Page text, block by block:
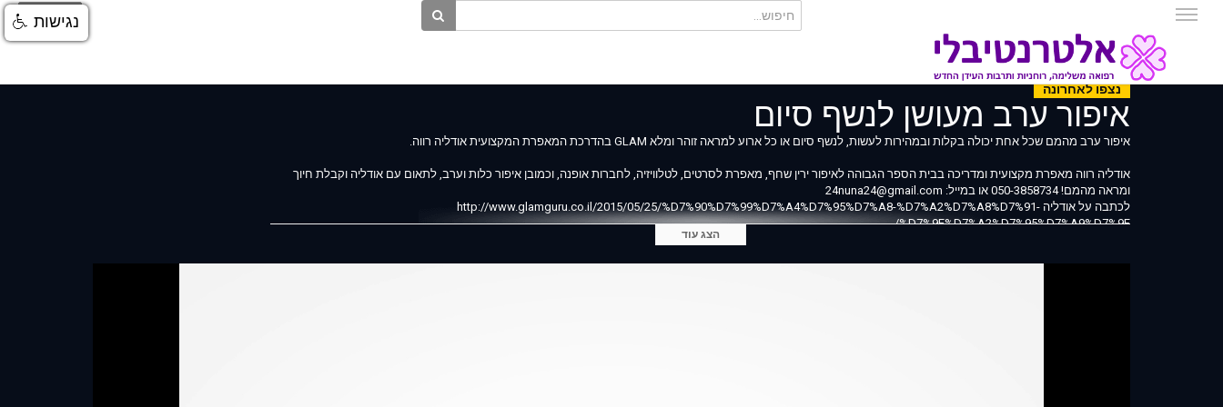
התחברות
נצפו לאחרונה
איפור ערב מעושן לנשף סיום
איפור ערב מהמם שכל אחת יכולה בקלות ובמהירות לעשות, לנשף סיום או כל ארוע למראה זוהר ומלא GLAM בהדרכת המאפרת המקצועית אודליה רווה.
אודליה רווה מאפרת מקצועית ומדריכה בבית הספר הגבוהה לאיפור ירין שחף, מאפרת לסרטים, לטלוויזיה, לחברות אופנה, וכמובן איפור כלות וערב, לתאום עם אודליה וקבלת חיוך
ומראה מהמם! 050-3858734 או במייל: 24nuna24@gmail.com
לכתבה על אודליה http://www.glamguru.co.il/2015/05/25/%D7%90%D7%99%D7%A4%D7%95%D7%A8-%D7%A2%D7%A8%D7%91-
%D7%9E%D7%A2%D7%95%D7%A9%D7%9F/
הצג עוד
נגישות